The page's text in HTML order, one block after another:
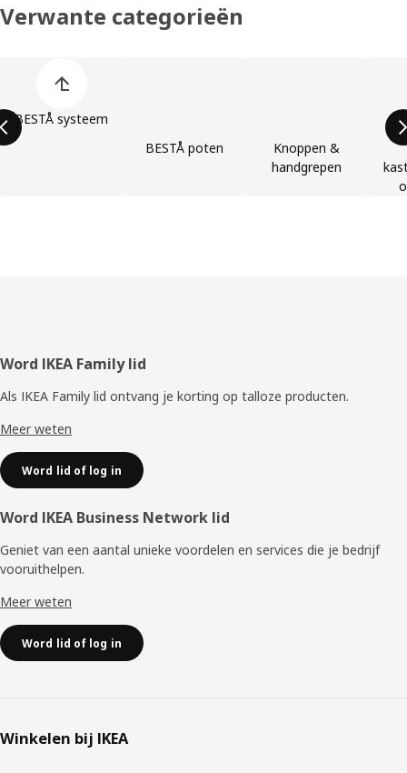
Verwante categorieën
BESTÅ systeem
BESTÅ poten
Knoppen &
handgrepen
Voettekst
Word IKEA Family lid
Als IKEA Family lid ontvang je korting op talloze producten.
Meer weten
Word lid of log in
Word IKEA Business Network lid
Geniet van een aantal unieke voordelen en services die je bedrijf
vooruithelpen. ​
Meer weten
Word lid of log in
Winkelen bij IKEA